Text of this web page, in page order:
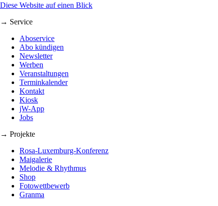
Diese Website auf einen Blick
→ Service
Aboservice
Abo kündigen
Newsletter
Werben
Veranstaltungen
Terminkalender
Kontakt
Kiosk
jW-App
Jobs
→ Projekte
Rosa-Luxemburg-Konferenz
Maigalerie
Melodie & Rhythmus
Shop
Fotowettbewerb
Granma